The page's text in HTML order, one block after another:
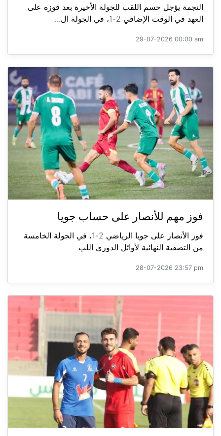
النجمة يؤجل حسم اللقب للجولة الأخيرة بعد فوزه على
العهد في الوقت الإضافي 2-1، في الجولة ال...
29-07-2026 00:00 am
فوز مهم للأنصار على حساب جويا
فوز الأنصار على جويا الرياضي 2-1، في الجولة الخامسة
من التصفية النهائية لأوائل الدوري اللب...
28-07-2026 23:57 pm